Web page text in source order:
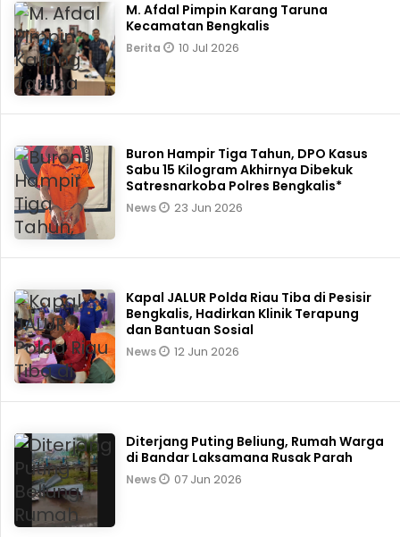
M. Afdal Pimpin Karang Taruna
Kecamatan Bengkalis
Berita 10 Jul 2026
Buron Hampir Tiga Tahun, DPO Kasus
Sabu 15 Kilogram Akhirnya Dibekuk
Satresnarkoba Polres Bengkalis*
News 23 Jun 2026
Kapal JALUR Polda Riau Tiba di Pesisir
Bengkalis, Hadirkan Klinik Terapung
dan Bantuan Sosial
News 12 Jun 2026
Diterjang Puting Beliung, Rumah Warga
di Bandar Laksamana Rusak Parah
News 07 Jun 2026